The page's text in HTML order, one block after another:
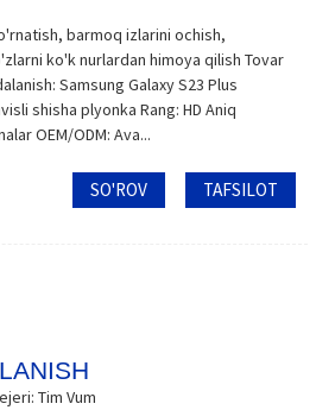
barmoq izlarini ochish,
ko'k nurlardan himoya qilish Tovar
Samsung Galaxy S23 Plus
shisha plyonka Rang: HD Aniq
OEM/ODM: Ava...
SO'ROV TAFSILOT
Tim Vum